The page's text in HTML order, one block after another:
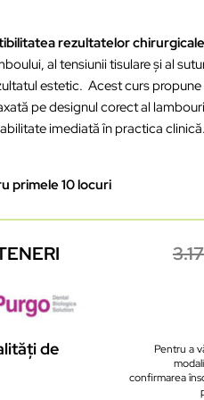
rezultatelor
al tensiunii tisulare și al
estetic. Acest curs
pe designul corect al
imediată în practica clinică.
primele 10 locuri
de
Pentru a
confirmarea